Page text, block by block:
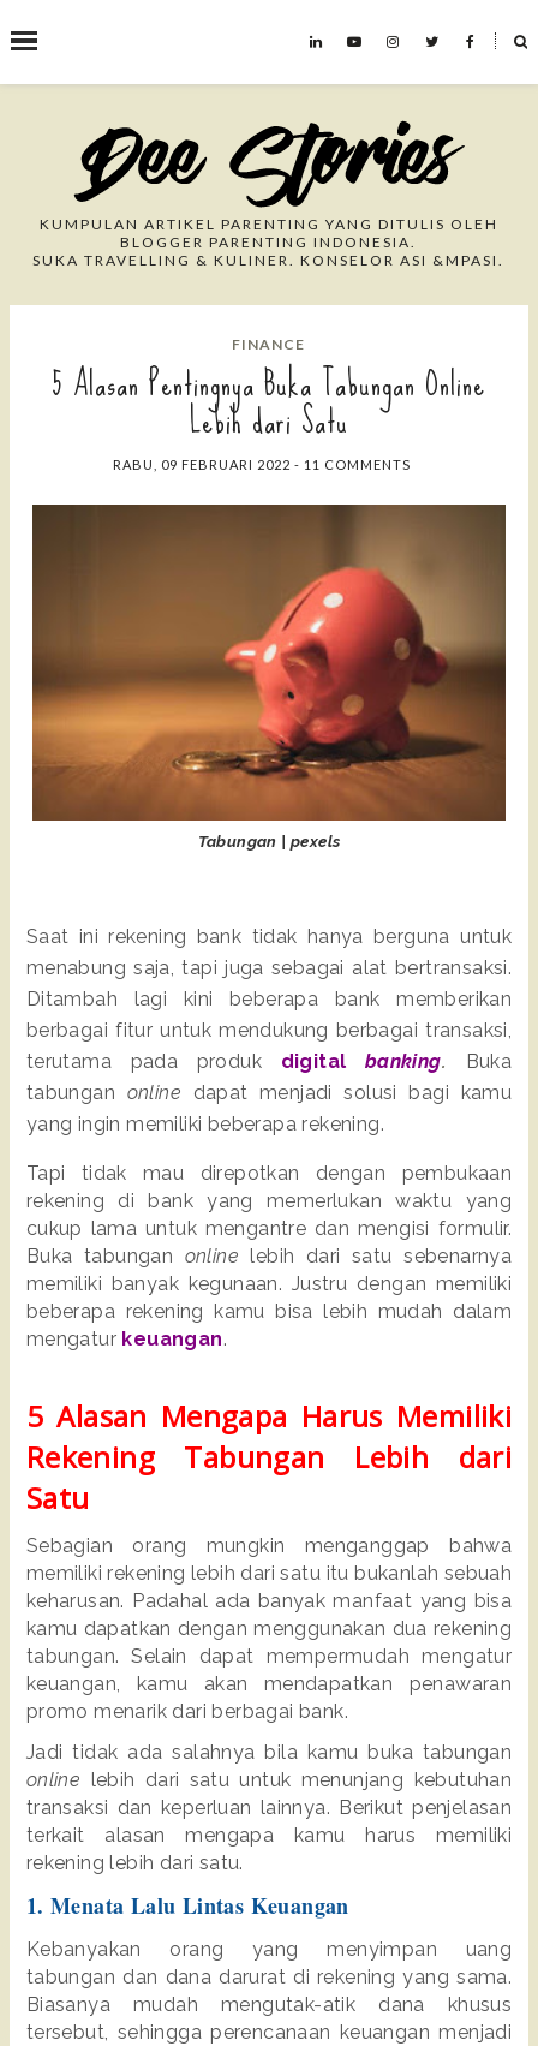
˟
Search This Blog
KUMPULAN ARTIKEL PARENTING YANG DITULIS OLEH
BLOGGER PARENTING INDONESIA.
SUKA TRAVELLING & KULINER. KONSELOR ASI &MPASI.
FINANCE
5 Alasan Pentingnya Buka Tabungan Online
Lebih dari Satu
RABU, 09 FEBRUARI 2022- 11 COMMENTS
Tabungan | pexels
Saat ini rekening bank tidak hanya berguna untuk
menabung saja, tapi juga sebagai alat bertransaksi.
Ditambah lagi kini beberapa bank memberikan
berbagai fitur untuk mendukung berbagai transaksi,
terutama pada produk digital banking.
Buka
tabungan online dapat menjadi solusi bagi kamu
yang ingin memiliki beberapa rekening.
Tapi tidak mau direpotkan dengan pembukaan
rekening di bank yang memerlukan waktu yang
cukup lama untuk mengantre dan mengisi formulir.
Buka tabungan online lebih dari satu sebenarnya
memiliki banyak kegunaan. Justru dengan memiliki
beberapa rekening kamu bisa lebih mudah dalam
mengatur keuangan.
5 Alasan Mengapa Harus Memiliki
Rekening Tabungan Lebih dari
Satu
Sebagian orang mungkin menganggap bahwa
memiliki rekening lebih dari satu itu bukanlah sebuah
keharusan. Padahal ada banyak manfaat yang bisa
kamu dapatkan dengan menggunakan dua rekening
tabungan. Selain dapat mempermudah mengatur
keuangan, kamu akan mendapatkan penawaran
promo menarik dari berbagai bank.
online lebih dari satu untuk menunjang kebutuhan
transaksi dan keperluan lainnya. Berikut penjelasan
terkait alasan mengapa kamu harus memiliki
rekening lebih dari satu.
1. Menata Lalu Lintas Keuangan
Kebanyakan orang yang menyimpan uang
tabungan dan dana darurat di rekening yang sama.
Biasanya mudah mengutak-atik dana khusus
tersebut, sehingga perencanaan keuangan menjadi